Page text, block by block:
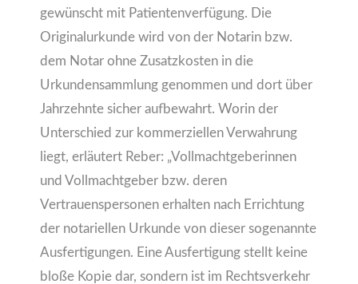
gewünscht mit Patientenverfügung. Die
Originalurkunde wird von der Notarin bzw.
dem Notar ohne Zusatzkosten in die
Urkundensammlung genommen und dort über
Jahrzehnte sicher aufbewahrt. Worin der
Unterschied zur kommerziellen Verwahrung
liegt, erläutert Reber: „Vollmachtgeberinnen
und Vollmachtgeber bzw. deren
Vertrauenspersonen erhalten nach Errichtung
der notariellen Urkunde von dieser sogenannte
Ausfertigungen. Eine Ausfertigung stellt keine
bloße Kopie dar, sondern ist im Rechtsverkehr